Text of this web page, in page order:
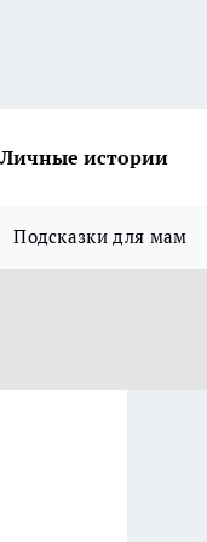
Личные истории
Подсказки для мам